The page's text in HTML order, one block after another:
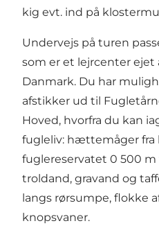
kig evt. ind på
Undervejs på turen
som er et lejrcenter ejet
Danmark. Du har
afstikker ud til
Hoved, hvorfra du kan
fugleliv: hættemåger fra
fuglereservatet 0 500
troldand, gravand og
langs rørsumpe, flokke
knopsvaner.